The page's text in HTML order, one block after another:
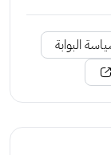
البوابة